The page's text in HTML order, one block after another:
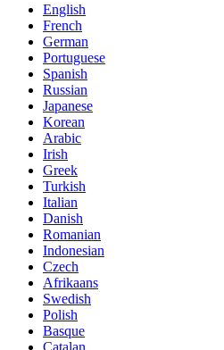
English
French
German
Portuguese
Spanish
Russian
Japanese
Korean
Arabic
Irish
Greek
Turkish
Italian
Danish
Romanian
Indonesian
Czech
Afrikaans
Swedish
Polish
Basque
Catalan